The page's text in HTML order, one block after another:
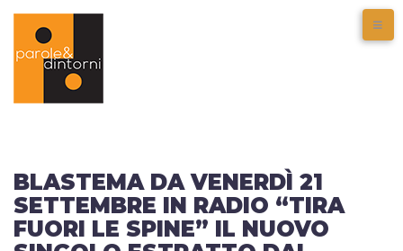
BLASTEMA DA VENERDÌ 21
SETTEMBRE IN RADIO “TIRA
FUORI LE SPINE” IL NUOVO